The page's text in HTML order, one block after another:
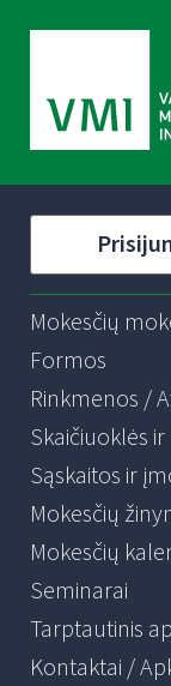
Mokesčių
Formos
Rinkmenos /
Skaičiuoklės
Sąskaitos ir
Mokesčių
Mokesčių
Seminarai
Tarptautinis
Kontaktai /